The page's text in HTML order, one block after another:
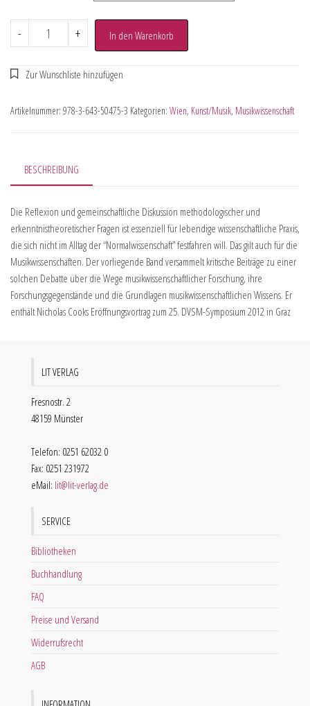
- + In den Warenkorb
Artikelnummer: 978-3-643-50475-3 Kategorien: Wien, Kunst/Musik, Musikwissenschaft
BESCHREIBUNG
Die Reflexion und gemeinschaftliche Diskussion methodologischer und
erkenntnistheoretischer Fragen ist essenziell für lebendige wissenschaftliche Praxis,
die sich nicht im Alltag der “Normalwissenschaft” festfahren will. Das gilt auch für die
Musikwissenschaften. Der vorliegende Band versammelt kritische Beiträge zu einer
solchen Debatte über die Wege musikwissenschaftlicher Forschung, ihre
Forschungsgegenstände und die Grundlagen musikwissenschaftlichen Wissens. Er
enthält Nicholas Cooks Eröffnungsvortrag zum 25. DVSM-Symposium 2012 in Graz
LIT VERLAG
Fresnostr. 2
48159 Münster
Telefon: 0251 62032 0
Fax: 0251 231972
eMail: lit@lit-verlag.de
SERVICE
Bibliotheken
Buchhandlung
FAQ
Preise und Versand
Widerrufsrecht
AGB